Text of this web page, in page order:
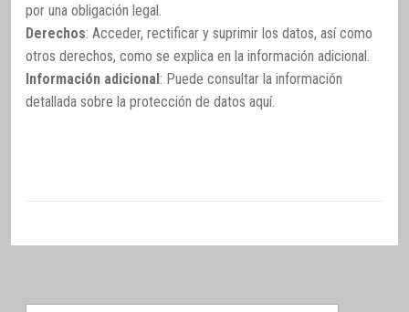
por una obligación legal.
Derechos: Acceder, rectificar y suprimir los datos, así como
otros derechos, como se explica en la información adicional.
Información adicional: Puede consultar la información
detallada sobre la protección de datos aquí.